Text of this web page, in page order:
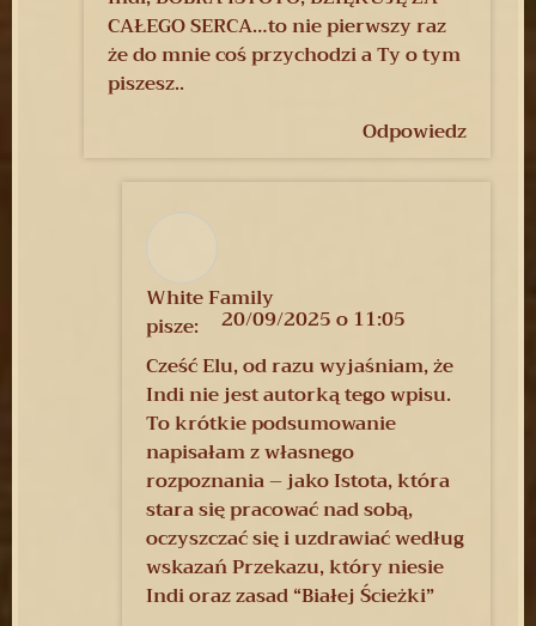
CAŁEGO SERCA…to nie pierwszy raz
że do mnie coś przychodzi a Ty o tym
piszesz..
Odpowiedz
White Family
pisze:
20/09/2025 o 11:05
Cześć Elu, od razu wyjaśniam, że
Indi nie jest autorką tego wpisu.
To krótkie podsumowanie
napisałam z własnego
rozpoznania – jako Istota, która
stara się pracować nad sobą,
oczyszczać się i uzdrawiać według
wskazań Przekazu, który niesie
Indi oraz zasad “Białej Ścieżki”